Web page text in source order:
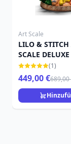
Art Scale
LILO & STITCH
SCALE
LILO & STITCH
(1)
449,00 €689,00